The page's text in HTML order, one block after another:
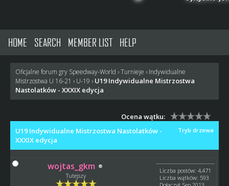
HOME SEARCH MEMBER LIST HELP
Oficjalne forum gry Speedway-World ›Turnieje › Indywidualne
Mistrzostwa U 16-21 › U-19 › U19 Indywidualne Mistrzostwa
Nastolatków - XXXIX edycja
Ocena wątku:
Tryb drzewa
U19 Indywidualne Mistrzostwa Nastolatków -
XXXIX edycja
wojtas_gkm
Tutejszy
Liczba postów: 4,471
Liczba wątków: 593